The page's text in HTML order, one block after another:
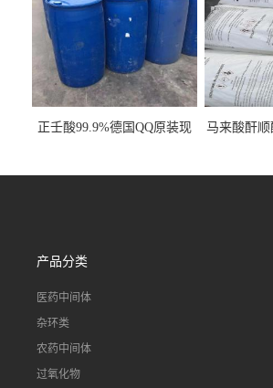
正壬酸99.9%德国QQ原装现
马来酸酐顺
产品分类
医药中间体
杂环类
农药中间体
过氧化物